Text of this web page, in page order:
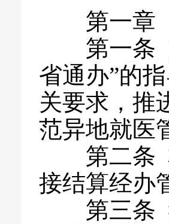
第一
第一条 为
省通办”的
关要求，推
范异地就医
第二条 本
接结算经办
第三条 符